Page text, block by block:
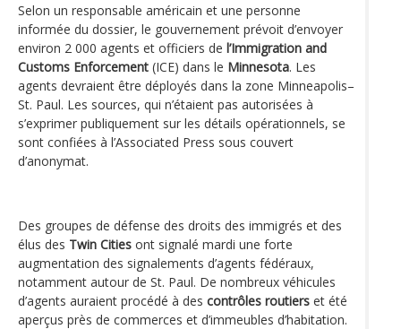
Selon un responsable américain et une personne
informée du dossier, le gouvernement prévoit d’envoyer
environ 2 000 agents et officiers de l’Immigration and
Customs Enforcement (ICE) dans le Minnesota. Les
agents devraient être déployés dans la zone Minneapolis–
St. Paul. Les sources, qui n’étaient pas autorisées à
s’exprimer publiquement sur les détails opérationnels, se
sont confiées à l’Associated Press sous couvert
d’anonymat.
Des groupes de défense des droits des immigrés et des
élus des Twin Cities ont signalé mardi une forte
augmentation des signalements d’agents fédéraux,
notamment autour de St. Paul. De nombreux véhicules
d’agents auraient procédé à des contrôles routiers et été
aperçus près de commerces et d’immeubles d’habitation.